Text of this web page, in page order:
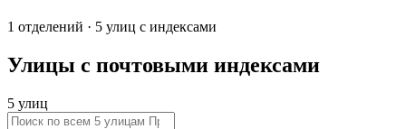
1 отделений · 5 улиц с индексами
Улицы с почтовыми индексами
5 улиц